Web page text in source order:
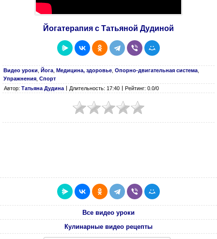
Йогатерапия с Татьяной Дудиной
Видео уроки Йога Медицина, здоровье Опорно-двигательная система
Упражнения Спорт
Автор: Татьяна Дудина Длительность: 17:40 Рейтинг: 0.0/0
Все видео уроки
Кулинарные видео рецепты